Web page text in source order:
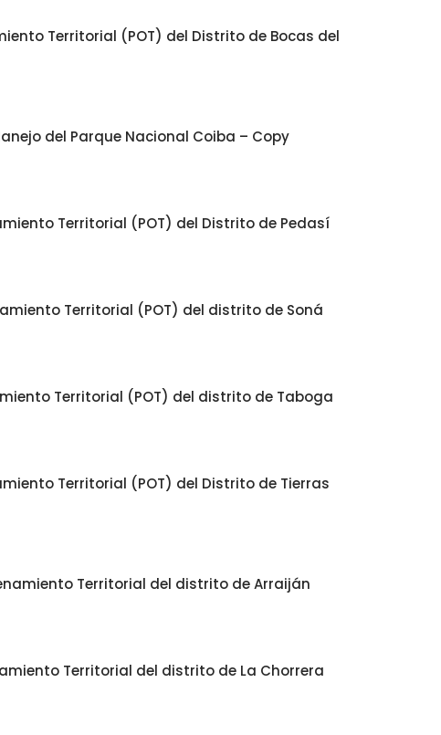
Territorial (POT) del Distrito de Bocas del
del Parque Nacional Coiba – Copy
Territorial (POT) del Distrito de Pedasí
Territorial (POT) del distrito de Soná
Territorial (POT) del distrito de Taboga
Territorial (POT) del Distrito de Tierras
Territorial del distrito de Arraiján
Territorial del distrito de La Chorrera